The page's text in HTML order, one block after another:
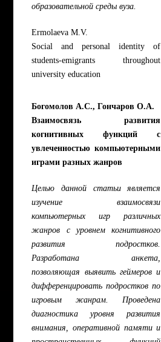
образовательной среды вуза.
Ermolaeva M.V.
Social and personal identity of
students-emigrants throughout
university education
Богомолов А.С., Гончаров О.А.
Взаимосвязь развития
когнитивных функций с
увлеченностью компьютерными
играми разных жанров
Целью данной статьи является
изучение взаимосвязи
компьютерных игр различных
жанров с уровнем когнитивного
развития подростков.
Разработана анкета,
позволяющая выявить геймеров и
дифференцировать подростков по
игровым жанрам. Проведена
диагностика уровня развития
внимания, оперативной памяти и